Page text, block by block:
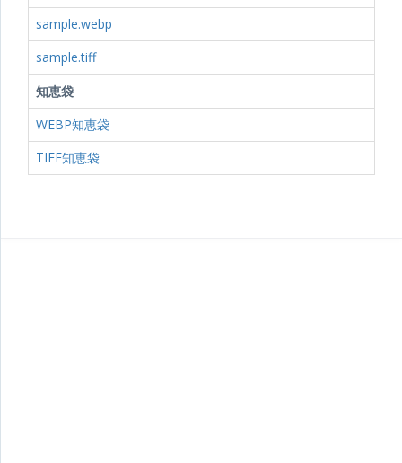
sample.webp
sample.tiff
知恵袋
WEBP知恵袋
TIFF知恵袋